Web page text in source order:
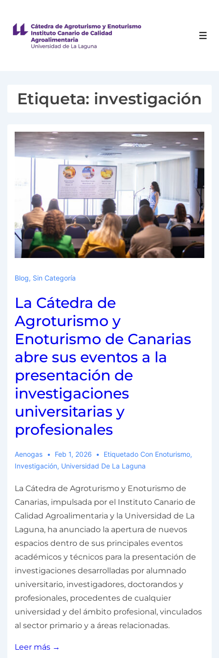
Etiqueta: investigación
Blog, Sin Categoría
La Cátedra de
Agroturismo y
Enoturismo de Canarias
abre sus eventos a la
presentación de
investigaciones
universitarias y
profesionales
Aenogas Feb 1, 2026 Etiquetado Con Enoturismo,
Investigación, Universidad De La Laguna
La Cátedra de Agroturismo y Enoturismo de
Canarias, impulsada por el Instituto Canario de
Calidad Agroalimentaria y la Universidad de La
Laguna, ha anunciado la apertura de nuevos
espacios dentro de sus principales eventos
académicos y técnicos para la presentación de
investigaciones desarrolladas por alumnado
universitario, investigadores, doctorandos y
profesionales, procedentes de cualquier
universidad y del ámbito profesional, vinculados
al sector primario y a áreas relacionadas.
Leer más →